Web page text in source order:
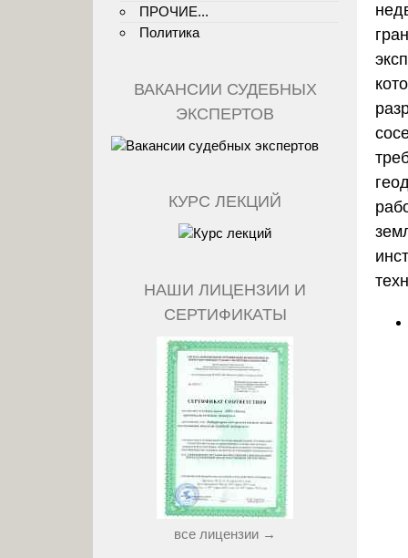
ПРОЧИЕ...
Политика
ВАКАНСИИ СУДЕБНЫХ
ЭКСПЕРТОВ
КУРС ЛЕКЦИЙ
НАШИ ЛИЦЕНЗИИ И
СЕРТИФИКАТЫ
все лицензии →